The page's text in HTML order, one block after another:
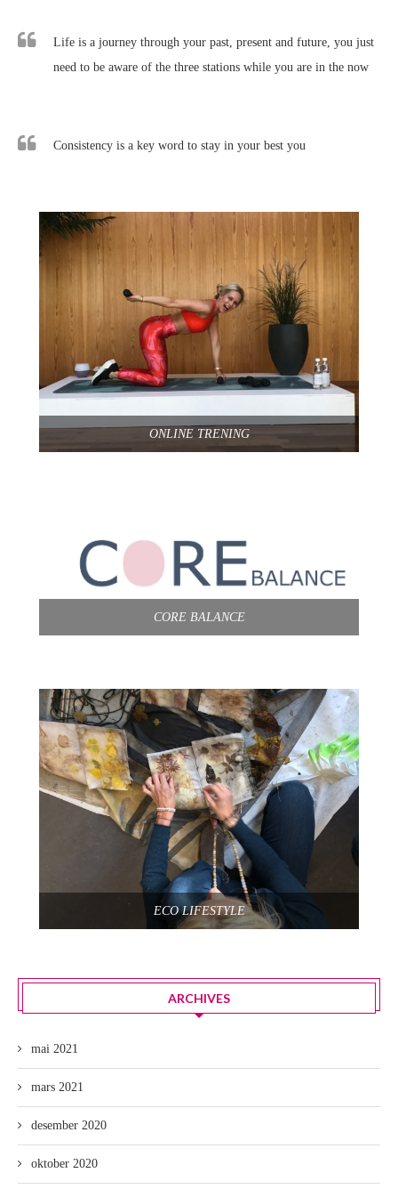
Life is a journey through your past, present and future, you just
need to be aware of the three stations while you are in the now
Consistency is a key word to stay in your best you
ONLINE TRENING
CORE BALANCE
ECO LIFESTYLE
ARCHIVES
mai 2021
mars 2021
desember 2020
oktober 2020